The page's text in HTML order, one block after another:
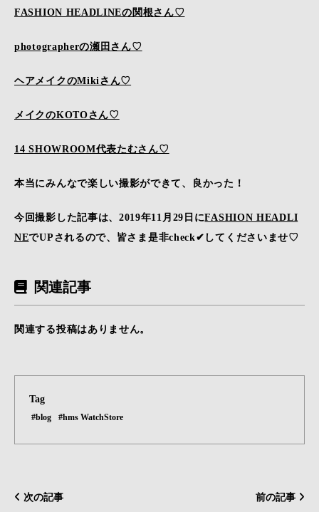
FASHION HEADLINEの関根さん♡
photographerの瀬田さん♡
ヘアメイクのMikiさん♡
メイクのKOTOさん♡
14 SHOWROOM代表たむさん♡
本当にみんなで楽しい撮影ができて、良かった！
今回撮影した記事は、2019年11月29日にFASHION HEADLI
NEでUPされるので、皆さま是非check✔してくださいませ♡
関連記事
関連する投稿はありません。
Tag
#blog #hms WatchStore
次の記事 前の記事